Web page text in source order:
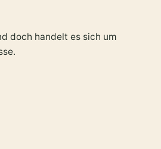
doch handelt es sich um